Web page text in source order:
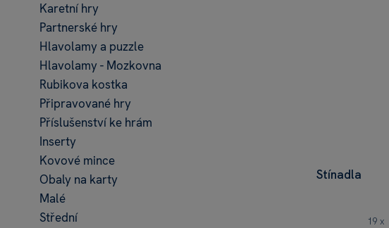
Karetní hry
Partnerské hry
Hlavolamy a puzzle
Hlavolamy - Mozkovna
Rubikova kostka
Připravované hry
Příslušenství ke hrám
Inserty
Kovové mince
Obaly na karty
Malé
Střední
Stínadla
19 x